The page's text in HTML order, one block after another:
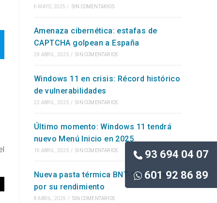
93 694 04 07
601 92 86 89
6 MAYO, 2025 / SIN COMENTARIOS
Amenaza cibernética: estafas de
CAPTCHA golpean a España
29 ABRIL, 2025 / SIN COMENTARIOS
Windows 11 en crisis: Récord histórico
de vulnerabilidades
22 ABRIL, 2025 / SIN COMENTARIOS
Último momento: Windows 11 tendrá
nuevo Menú Inicio en 2025
16 ABRIL, 2025 / SIN COMENTARIOS
Nueva pasta térmica BNT-9 sorprende
por su rendimiento
8 ABRIL, 2025 / SIN COMENTARIOS